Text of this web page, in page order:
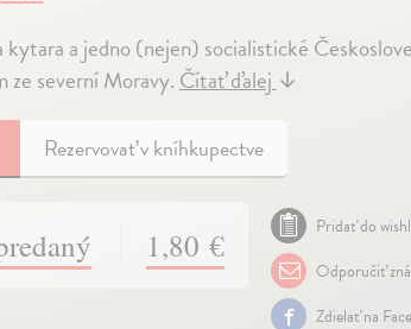
kytara a jedno (nejen) socialistické
ze severní Moravy.Čítať ďalej↓
Rezervovať v kníhkupectve
1,80 €
Pridať do
Odporučiť
Zdielať na